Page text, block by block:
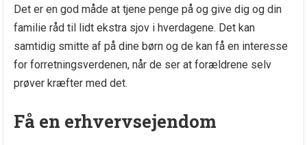
Det er en god måde at tjene penge på og give dig og din
familie råd til lidt ekstra sjov i hverdagene. Det kan
samtidig smitte af på dine børn og de kan få en interesse
for forretningsverdenen, når de ser at forældrene selv
prøver kræfter med det.
Få en erhvervsejendom